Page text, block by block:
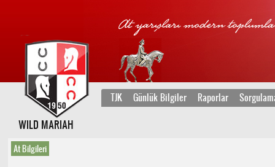
TJK Günlük Bilgiler Raporlar
WILD MARIAH
At Bilgileri